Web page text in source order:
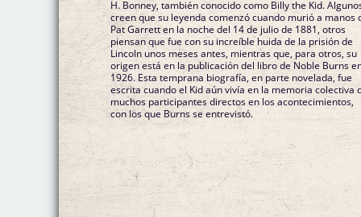
H. Bonney, también conocido como Billy the Kid.
creen que su leyenda comenzó cuando murió a manos
Pat Garrett en la noche del 14 de julio de 1881, otros
piensan que fue con su increíble huida de la prisión de
Lincoln unos meses antes, mientras que, para otros, su
origen está en la publicación del libro de Noble Burns
1926. Esta temprana biografía, en parte novelada, fue
escrita cuando el Kid aún vivía en la memoria colectiva
muchos participantes directos en los acontecimientos,
con los que Burns se entrevistó.